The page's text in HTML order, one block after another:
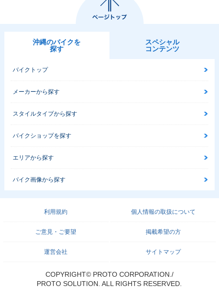
沖縄のバイクを
探す
スペシャル
コンテンツ
バイクトップ
メーカーから探す
スタイルタイプから探す
バイクショップを探す
エリアから探す
バイク画像から探す
利用規約 個人情報の取扱について
ご意見・ご要望 掲載希望の方
運営会社 サイトマップ
COPYRIGHT© PROTO CORPORATION./
PROTO SOLUTION. ALL RIGHTS RESERVED.